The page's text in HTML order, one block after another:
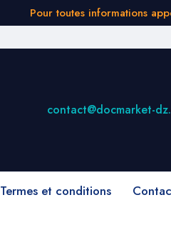
Pour toutes informations
contact@docmarket-
Termes et conditions